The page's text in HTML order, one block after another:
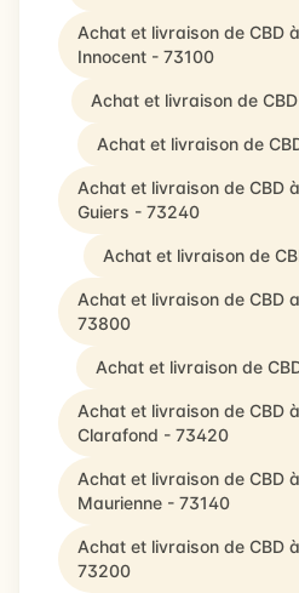
Achat et livraison de CBD
Innocent - 73100
Achat et livraison de
Achat et livraison de
Achat et livraison de CBD
Guiers - 73240
Achat et livraison de
Achat et livraison de CBD
73800
Achat et livraison de
Achat et livraison de CBD
Clarafond - 73420
Achat et livraison de CBD
Maurienne - 73140
Achat et livraison de CBD
73200